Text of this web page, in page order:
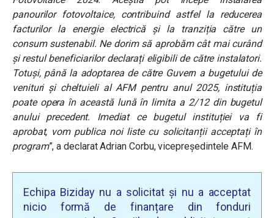
panourilor fotovoltaice, contribuind astfel la reducerea
facturilor la energie electrică și la tranziția către un
consum sustenabil. Ne dorim să aprobăm cât mai curând
și restul beneficiarilor declarați eligibili de către instalatori.
Totuși, până la adoptarea de către Guvern a bugetului de
venituri și cheltuieli al AFM pentru anul 2025, instituția
poate opera în această lună în limita a 2/12 din bugetul
anului precedent. Imediat ce bugetul instituției va fi
aprobat, vom publica noi liste cu solicitanții acceptați în
program”, a declarat Adrian Corbu, vicepreședintele AFM.
Echipa Biziday nu a solicitat și nu a acceptat
nicio formă de finanțare din fonduri